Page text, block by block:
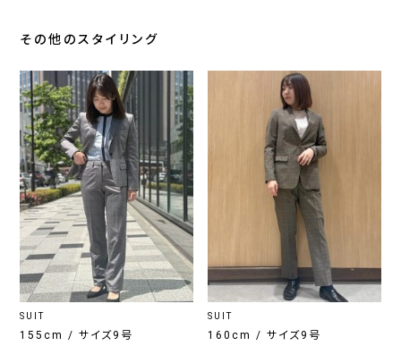
その他のスタイリング
SUIT
155cm / サイズ9号
SUIT
160cm / サイズ9号